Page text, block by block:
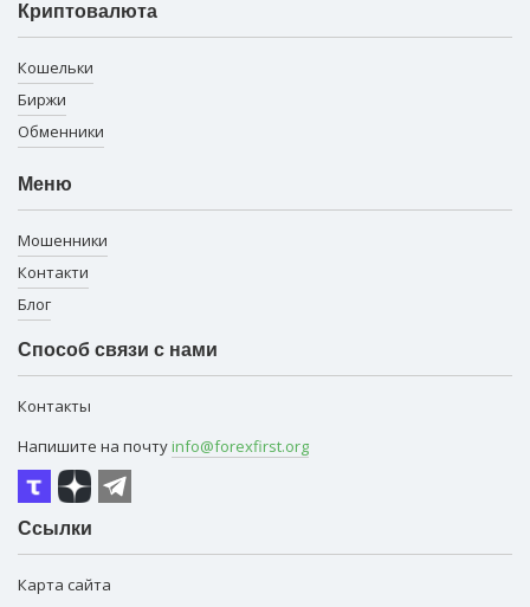
Криптовалюта
Кошельки
Биржи
Обменники
Меню
Мошенники
Контакти
Блог
Способ связи с нами
Контакты
Напишите на почту info@forexfirst.org
Ссылки
Карта сайта